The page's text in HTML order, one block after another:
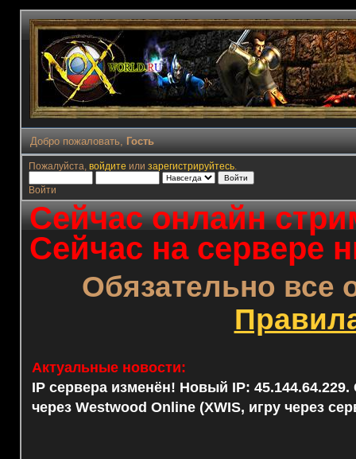
Добро пожаловать, Гость
Пожалуйста, войдите или зарегистрируйтесь.
Войти
Сейчас онлайн
Сейчас на сервере
Обязательно все
Актуальные новости:
IP сервера изменён! Новый IP: 45.144.64.229.
через Westwood Online (XWIS, игру через